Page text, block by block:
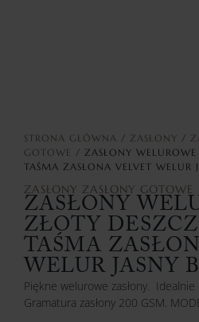
STRONA GŁÓWNA / ZASŁONY /
GOTOWE / ZASŁONY
TAŚMA ZASŁONA VELVET WELUR
ZASŁONY ZASŁONY GOTOWE
ZASŁONY
ZŁOTY DESZCZ
TAŚMA
WELUR JASNY
Piękne welurowe zasłony.
Gramatura zasłony 200 GSM.